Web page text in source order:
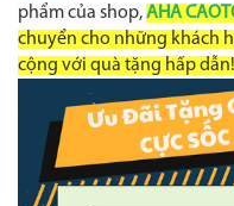
phẩm của shop,AHA
chuyển cho những khách
cộng với quà tặng hấp